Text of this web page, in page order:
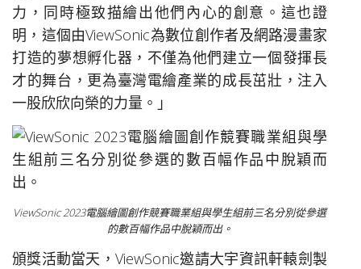
力，同時極致描繪出他們內心的創意。這也證
明，這個由ViewSonic為數位創作者及網路漫畫家
打造的夢想孵化器，不僅為他們建立一個發揮長
才的舞台，更為臺灣電繪產業的成長茁壯，注入
一股欣欣向榮的力量。」
ViewSonic 2023電腦繪圖創作競賽職業組與學生組前三名分別從參選
的數百幅作品中脫穎而出。
頒獎活動當天，ViewSonic邀請大宇資訊軒轅劍製